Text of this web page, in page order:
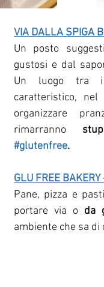
VIA DALLA SPIGA
Un posto
gustosi e dal
Un luogo tra i
caratteristico,
organizzare
rimarranno
#glutenfree.
GLU FREE
Pane, pizza e
portare via o da
ambiente che sa di